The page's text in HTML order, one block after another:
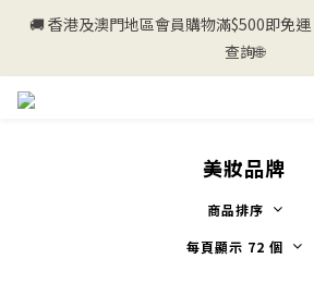
💰新登記會員即送50購
🚚 香港及澳門地區會員購物滿$500即免
查詢🌐
美妝品牌
商品排序
每頁顯示 72 個